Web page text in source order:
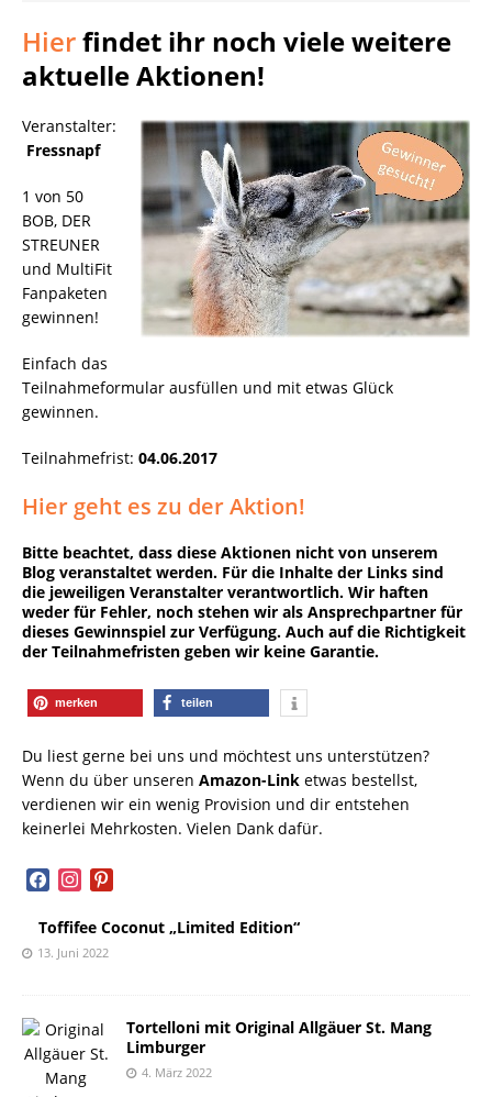
Hierfindet ihr noch viele weitere
aktuelle Aktionen!
Veranstalter:
Fressnapf
1 von 50
BOB, DER
STREUNER
und MultiFit
Fanpaketen
gewinnen!
Einfach das
Teilnahmeformular ausfüllen und mit etwas Glück
gewinnen.
Teilnahmefrist: 04.06.2017
Hier geht es zu der Aktion!
Bitte beachtet, dass diese Aktionen nicht von unserem
Blog veranstaltet werden. Für die Inhalte der Links sind
die jeweiligen Veranstalter verantwortlich. Wir haften
weder für Fehler, noch stehen wir als Ansprechpartner für
dieses Gewinnspiel zur Verfügung. Auch auf die Richtigkeit
der Teilnahmefristen geben wir keine Garantie.
merken teilen
Du liest gerne bei uns und möchtest uns unterstützen?
Wenn du über unseren Amazon-Link etwas bestellst,
verdienen wir ein wenig Provision und dir entstehen
keinerlei Mehrkosten. Vielen Dank dafür.
facebookinstagram
pinterest
Toffifee Coconut „Limited Edition“
13. Juni 2022
Tortelloni mit Original Allgäuer St. Mang
Limburger
4. März 2022